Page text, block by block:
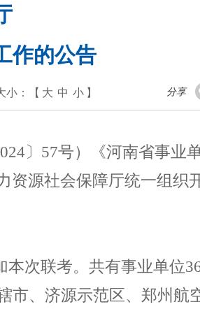
作的公告
小：【 大 中 小 】 分享
〕 57号）《河南省事业
资源社会保障厅统一组织
本次联考。共有事业单位
市、济源示范区、郑州航